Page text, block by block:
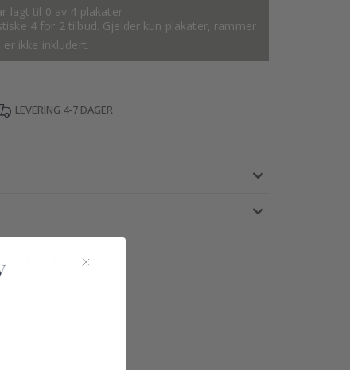
lagt til 0 av 4 plakater
4 for 2 tilbud. Gjelder kun plakater, rammer
er ikke inkludert.
LEVERING 4-7 DAGER